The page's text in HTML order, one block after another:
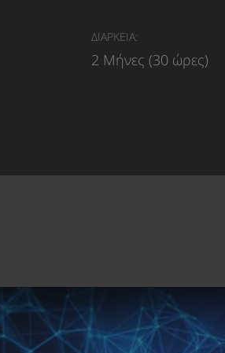
ΔΙΑΡΚΕΙΑ:
2 Μήνες (30 ώρες)